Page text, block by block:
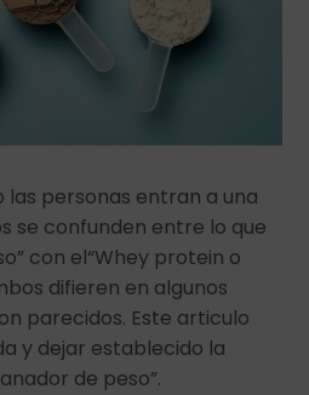
las personas entran a una
se confunden entre lo que
con el“Whey protein o
difieren en algunos
parecidos. Este articulo
y dejar establecido la
de peso”.